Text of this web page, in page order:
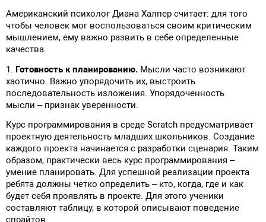
Американский психолог Диана Халпер считает: для того
чтобы человек мог воспользоваться своим критическим
мышлением, ему важно развить в себе определенные
качества.
1. Готовность к планированию. Мысли часто возникают
хаотично. Важно упорядочить их, выстроить
последовательность изложения. Упорядоченность
мысли – признак уверенности.
Курс программирования в среде Scratch предусматривает
проектную деятельность младших школьников. Создание
каждого проекта начинается с разработки сценария. Таким
образом, практически весь курс программирования –
умение планировать. Для успешной реализации проекта
ребята должны четко определить – кто, когда, где и как
будет себя проявлять в проекте. Для этого ученики
составляют таблицу, в которой описывают поведение
спрайтов.